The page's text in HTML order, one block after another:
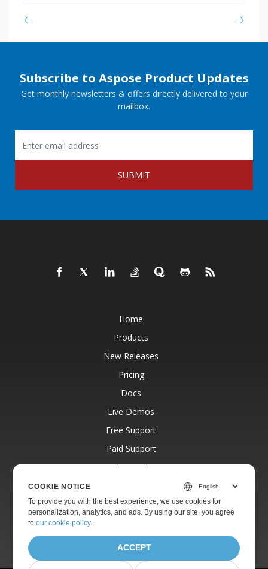
Subscribe to Aspose Product Updates
Get monthly newsletters & offers directly delivered to your
mailbox.
SUBMIT
Home
Products
New Releases
Pricing
Docs
Live Demos
Free Support
Paid Support
Paid Consulting
Websites
COOKIE NOTICE
To provide you with the best experience, we use cookies for
personalization, analytics, and ads. By using our site, you agree
toour cookie policy.
ACCEPT